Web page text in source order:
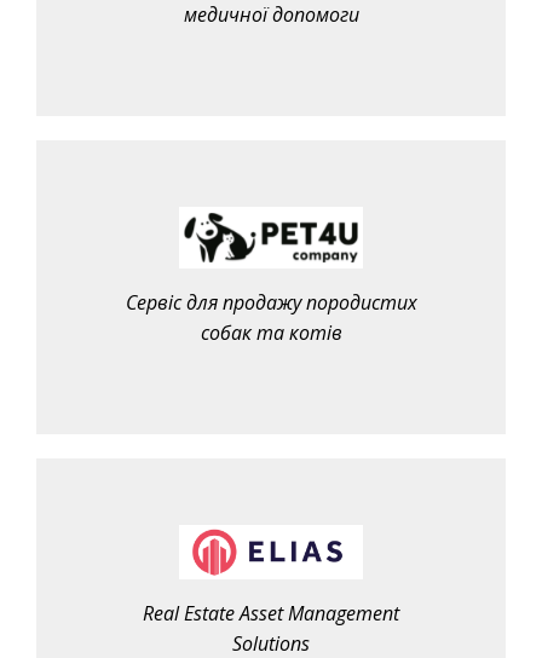
медичної допомоги
Сервіс для продажу породистих
собак та котів
Real Estate Asset Management
Solutions